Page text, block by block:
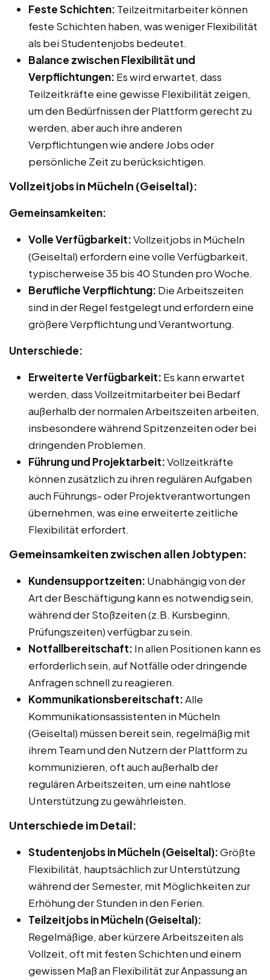
Feste Schichten: Teilzeitmitarbeiter können
feste Schichten haben, was weniger Flexibilität
als bei Studentenjobs bedeutet.
Balance zwischen Flexibilität und
Verpflichtungen: Es wird erwartet, dass
Teilzeitkräfte eine gewisse Flexibilität zeigen,
um den Bedürfnissen der Plattform gerecht zu
werden, aber auch ihre anderen
Verpflichtungen wie andere Jobs oder
persönliche Zeit zu berücksichtigen.
Vollzeitjobs in Mücheln (Geiseltal):
Gemeinsamkeiten:
Volle Verfügbarkeit:Vollzeitjobs in Mücheln
(Geiseltal) erfordern eine volle Verfügbarkeit,
typischerweise 35 bis 40 Stunden pro Woche.
Berufliche Verpflichtung: Die Arbeitszeiten
sind in der Regel festgelegt und erfordern eine
größere Verpflichtung und Verantwortung.
Unterschiede:
Erweiterte Verfügbarkeit: Es kann erwartet
werden, dass Vollzeitmitarbeiter bei Bedarf
außerhalb der normalen Arbeitszeiten arbeiten,
insbesondere während Spitzenzeiten oder bei
dringenden Problemen.
Führung und Projektarbeit:Vollzeitkräfte
können zusätzlich zu ihren regulären Aufgaben
auch Führungs- oder Projektverantwortungen
übernehmen, was eine erweiterte zeitliche
Flexibilität erfordert.
Gemeinsamkeiten zwischen allen Jobtypen:
Kundensupportzeiten: Unabhängig von der
Art der Beschäftigung kann es notwendig sein,
während der Stoßzeiten (z.B. Kursbeginn,
Prüfungszeiten) verfügbar zu sein.
Notfallbereitschaft: In allen Positionen kann es
erforderlich sein, auf Notfälle oder dringende
Anfragen schnell zu reagieren.
Kommunikationsbereitschaft:Alle
Kommunikationsassistenten in Mücheln
(Geiseltal) müssen bereit sein, regelmäßig mit
ihrem Team und den Nutzern der Plattform zu
kommunizieren, oft auch außerhalb der
regulären Arbeitszeiten, um eine nahtlose
Unterstützung zu gewährleisten.
Unterschiede im Detail:
Studentenjobs in Mücheln (Geiseltal):Größte
Flexibilität, hauptsächlich zur Unterstützung
während der Semester, mit Möglichkeiten zur
Erhöhung der Stunden in den Ferien.
Teilzeitjobs in Mücheln (Geiseltal):
Regelmäßige, aber kürzere Arbeitszeiten als
Vollzeit, oft mit festen Schichten und einem
gewissen Maß an Flexibilität zur Anpassung an